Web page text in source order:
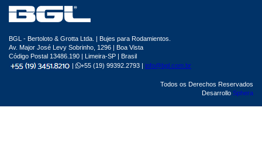
BGL - Bertoloto & Grotta Ltda. | Bujes para Rodamientos.
Av. Major José Levy Sobrinho, 1296 | Boa Vista
Código Postal 13486.190 | Limeira-SP | Brasil
|
+55 (19) 99392.2793 | info@bgl.com.br
Todos os Derechos Reservados
Desarrollo Sphera